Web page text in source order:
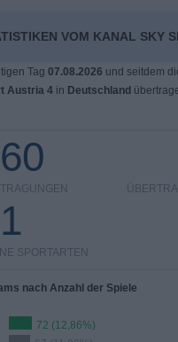
VOM KANAL SKY
Tag 07.08.2026 und seitdem
Austria 4in Deutschland
1
SPORTARTEN
nach Anzahl der Spiele
72 (12,86%)